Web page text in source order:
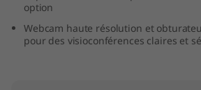
option
Webcam haute résolution et
pour des visioconférences claires et